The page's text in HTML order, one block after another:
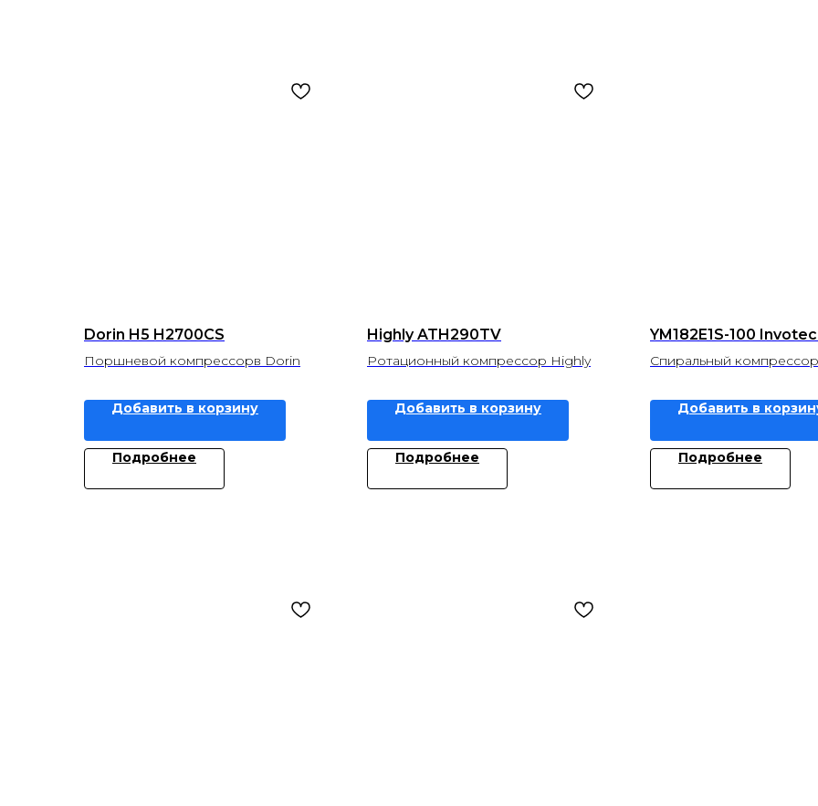
Dorin H5 H2700CS
Поршневой компрессорв Dorin
Добавить в корзину
Подробнее
Highly ATH290TV
Ротационный компрессор Highly
Добавить в корзину
Подробнее
YM182E1S-100
Спиральный
Добавить в
Подробнее